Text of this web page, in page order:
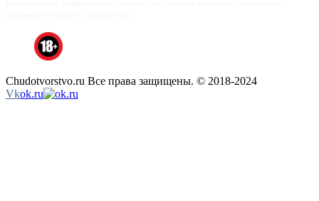
Chudotvorstvo.ru Все права защищены. © 2018-2024
Vkok.ru